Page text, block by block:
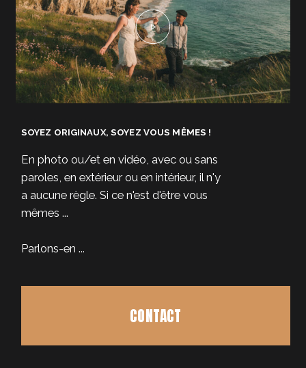
SOYEZ ORIGINAUX, SOYEZ VOUS MÊMES !
CONTACT
En photo ou/et en vidéo, avec ou sans
paroles, en extérieur ou en intérieur, il n'y
a aucune règle. Si ce n'est d'être vous
mêmes ...
Parlons-en ...